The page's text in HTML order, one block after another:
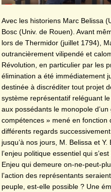
Avec les historiens Marc Belissa
Bosc (Univ. de Rouen). Avant
lors de Thermidor (juillet 1794),
outrancièrement vilipendé et
Révolution, en particulier par les
élimination a été immédiatement
destinée à discréditer tout projet
système représentatif reléguant
aux possédants le monopole
compétences » mené en
différents regards
jusqu’à nos jours, M. Belissa et
l’enjeu politique essentiel qui
Enjeu qui demeure on-ne-peut-
l’action des représentants
peuple, est-elle possible ? Une